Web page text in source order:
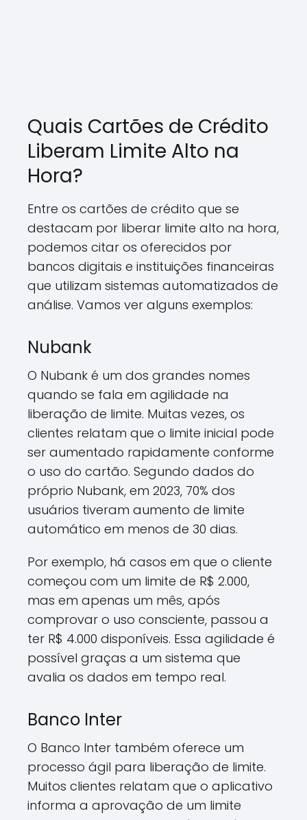
Quais Cartões de Crédito
Liberam Limite Alto na
Hora?
Entre os cartões de crédito que se
destacam por liberar limite alto na hora,
podemos citar os oferecidos por
bancos digitais e instituições financeiras
que utilizam sistemas automatizados de
análise. Vamos ver alguns exemplos:
Nubank
O Nubank é um dos grandes nomes
quando se fala em agilidade na
liberação de limite. Muitas vezes, os
clientes relatam que o limite inicial pode
ser aumentado rapidamente conforme
o uso do cartão. Segundo dados do
próprio Nubank, em 2023, 70% dos
usuários tiveram aumento de limite
automático em menos de 30 dias.
Por exemplo, há casos em que o cliente
começou com um limite de R$ 2.000,
mas em apenas um mês, após
comprovar o uso consciente, passou a
ter R$ 4.000 disponíveis. Essa agilidade é
possível graças a um sistema que
avalia os dados em tempo real.
Banco Inter
O Banco Inter também oferece um
processo ágil para liberação de limite.
Muitos clientes relatam que o aplicativo
informa a aprovação de um limite